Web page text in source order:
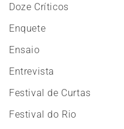
Doze Críticos
Enquete
Ensaio
Entrevista
Festival de Curtas
Festival do Rio